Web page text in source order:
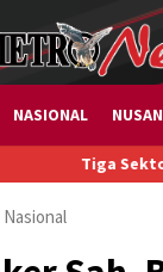
NASIONAL
Sektor Usaha
Nasional